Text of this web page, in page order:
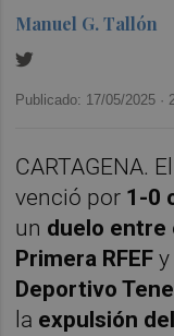
Manuel G. Tallón
Publicado: 17/05/2025 ·
CARTAGENA. El
venció por 1-0
un duelo entre
Primera RFEF
Deportivo
la expulsión